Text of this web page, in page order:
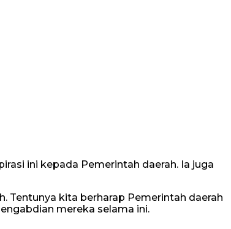
ini kepada Pemerintah daerah. Ia juga
Tentunya kita berharap Pemerintah daerah
mereka selama ini.